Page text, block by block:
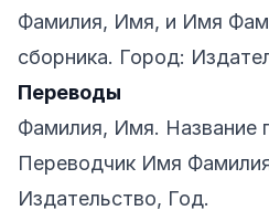
Фамилия, Имя, и Имя
сборника. Город:
Переводы
Фамилия, Имя. Название
Переводчик Имя
Издательство, Год.